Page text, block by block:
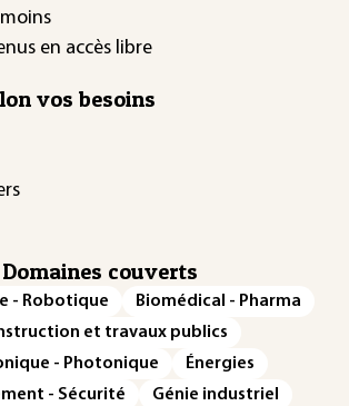
en accès libre
vos besoins
Domaines couverts
- Robotique
Biomédical - Pharma
et travaux publics
- Photonique
Énergies
- Sécurité
Génie industriel